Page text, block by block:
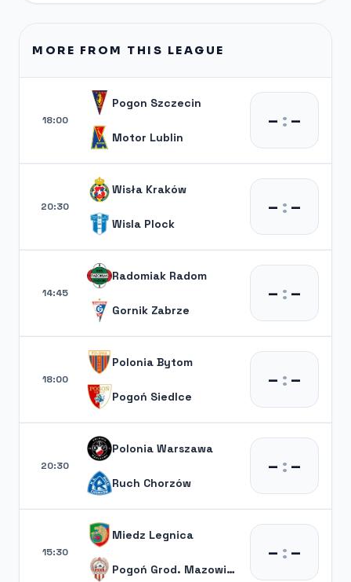
MORE FROM THIS LEAGUE
18:00
Pogon Szczecin
Motor Lublin
– :–
20:30
Wisła Kraków
Wisla Plock
– :–
14:45
Radomiak Radom
Gornik Zabrze
– :–
18:00
Polonia Bytom
Pogoń Siedlce
– :–
20:30
Polonia Warszawa
Ruch Chorzów
– :–
15:30
Miedz Legnica
Pogoń Grod. Mazowiecki
– :–